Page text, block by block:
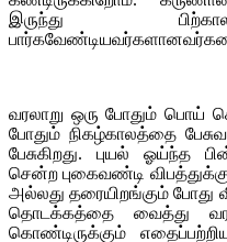
இருந்து
வரலாறு ஒரு போதும் பொய்
போதும் நிகழ்காலத்தை
பேசுகிறது. புயல் ஓய்ந்த
சென்ற புகைவண்டி
அல்லது தரையிறங்கும் போது
தொடக்கத்தை வைத்து
கொண்டிருக்கும்